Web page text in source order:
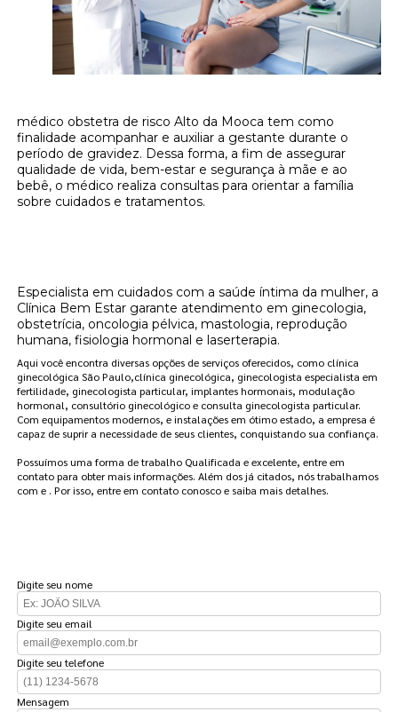
médico obstetra de risco Alto da Mooca tem como
finalidade acompanhar e auxiliar a gestante durante o
período de gravidez. Dessa forma, a fim de assegurar
qualidade de vida, bem-estar e segurança à mãe e ao
bebê, o médico realiza consultas para orientar a família
sobre cuidados e tratamentos.
Especialista em cuidados com a saúde íntima da mulher, a
Clínica Bem Estar garante atendimento em ginecologia,
obstetrícia, oncologia pélvica, mastologia, reprodução
humana, fisiologia hormonal e laserterapia.
Aqui você encontra diversas opções de serviços oferecidos, como clínica
ginecológica São Paulo,clínica ginecológica, ginecologista especialista em
fertilidade, ginecologista particular, implantes hormonais, modulação
hormonal, consultório ginecológico e consulta ginecologista particular.
Com equipamentos modernos, e instalações em ótimo estado, a empresa é
capaz de suprir a necessidade de seus clientes, conquistando sua confiança.
Possuímos uma forma de trabalho Qualificada e excelente, entre em
contato para obter mais informações. Além dos já citados, nós trabalhamos
com e . Por isso, entre em contato conosco e saiba mais detalhes.
Digite seu nome
Digite seu email
Digite seu telefone
Mensagem